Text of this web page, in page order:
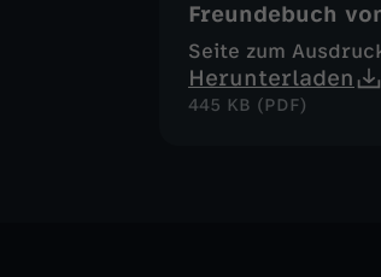
Freundebuch
Seite zum
Herunterladen
445 KB (PDF)